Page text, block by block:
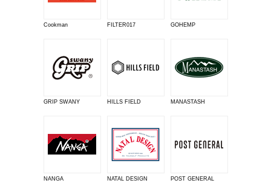
Cookman FILTER017 GOHEMP
GRIP SWANY HILLS FIELD MANASTASH
NANGA NATAL DESIGN POST GENERAL